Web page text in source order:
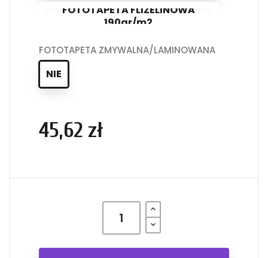
FOTOTAPETA FLIZELINOWA
190gr/m2
FOTOTAPETA ZMYWALNA/LAMINOWANA
NIE
45,62 zł